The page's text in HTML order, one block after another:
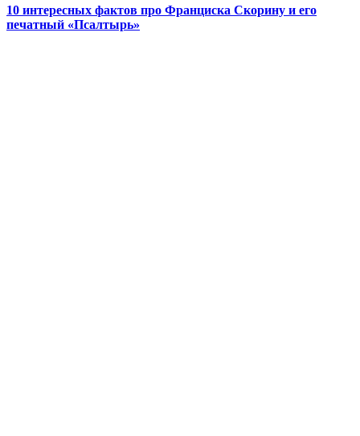
10 интересных фактов про Франциска Скорину и его
печатный «Псалтырь»